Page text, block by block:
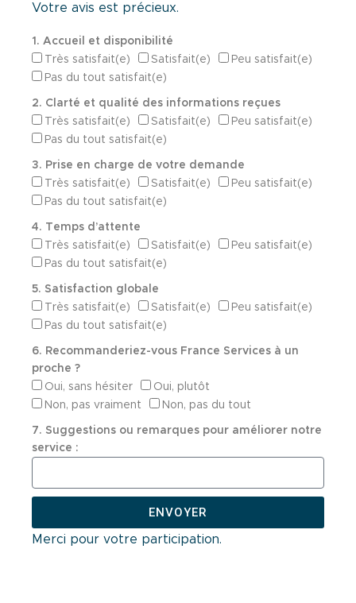
Votre avis est précieux.
1. Accueil et disponibilité
Très satisfait(e)
Satisfait(e)
Peu satisfait(e)
Pas du tout satisfait(e)
2. Clarté et qualité des informations reçues
Très satisfait(e)
Satisfait(e)
Peu satisfait(e)
Pas du tout satisfait(e)
3. Prise en charge de votre demande
Très satisfait(e)
Satisfait(e)
Peu satisfait(e)
Pas du tout satisfait(e)
4. Temps d’attente
Très satisfait(e)
Satisfait(e)
Peu satisfait(e)
Pas du tout satisfait(e)
5. Satisfaction globale
Très satisfait(e)
Satisfait(e)
Peu satisfait(e)
Pas du tout satisfait(e)
6. Recommanderiez-vous France Services à un
proche ?
Oui, sans hésiter
Oui, plutôt
Non, pas vraiment
Non, pas du tout
7. Suggestions ou remarques pour améliorer notre
service :
ENVOYER
A
Merci pour votre participation.